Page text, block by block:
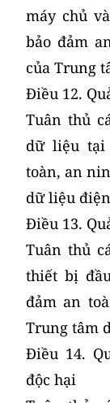
máy chủ
bảo đảm
của Trung
Điều 12.
Tuân thủ
dữ liệu tại
toàn, an
dữ liệu
Điều 13.
Tuân thủ
thiết bị
đảm an
Trung tâm
Điều 14.
độc hại